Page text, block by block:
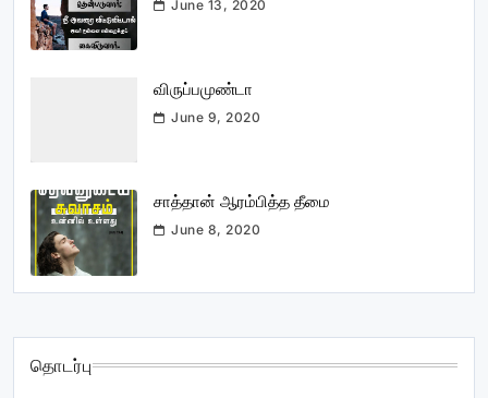
June 13, 2020
விருப்பமுண்டா
June 9, 2020
சாத்தான் ஆரம்பித்த தீமை
June 8, 2020
தொடர்பு